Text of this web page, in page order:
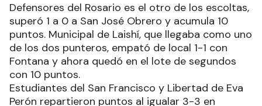
Defensores del Rosario es el otro de los escoltas,
superó 1 a 0 a San José Obrero y acumula 10
puntos. Municipal de Laishí, que llegaba como uno
de los dos punteros, empató de local 1-1 con
Fontana y ahora quedó en el lote de segundos
con 10 puntos.
Estudiantes del San Francisco y Libertad de Eva
Perón repartieron puntos al igualar 3-3 en